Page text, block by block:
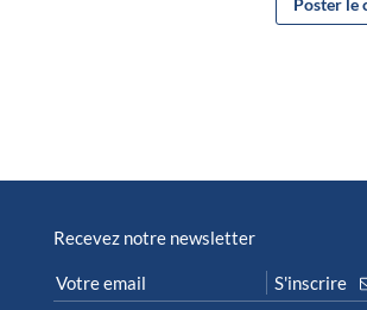
Recevez notre newsletter